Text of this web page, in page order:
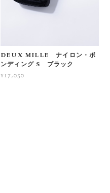
DEUX MILLE ナイロン・ボ
ンディング S ブラック
¥17,050